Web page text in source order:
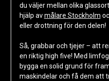
du väljer mellan olika
hjälp avmålare Stockholm
eller drottning för den delen!
Så, grabbar och tjejer – att
en riktig high five! Med
bygga en solid grund för
maskindelar och få dem att